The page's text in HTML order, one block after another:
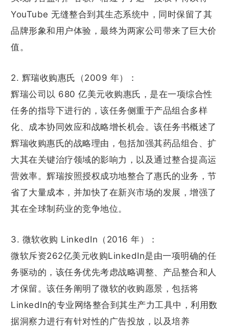
YouTube 无缝整合到其生态系统中，同时保留了其
品牌形象和用户体验，最终为两家公司带来了巨大价
值。
2. 辉瑞收购惠氏（2009 年）：
辉瑞公司以 680 亿美元收购惠氏，是在一项综合性
任务的指导下进行的，该任务侧重于产品组合多样
化、成本协同效应和战略增长机会。该任务书概述了
辉瑞收购惠氏的战略理由，包括加强其药品组合、扩
大其在关键治疗领域的影响力，以及通过整合提高运
营效率。辉瑞按照授权成功地整合了惠氏的业务，节
省了大量成本，并加快了在新兴市场的发展，增强了
其在全球制药业的竞争地位。
3. 微软收购 LinkedIn（2016 年）：
微软斥资262亿美元收购LinkedIn是由一项明确的任
务驱动的，该任务优先考虑战略调整、产品整合和人
才保留。该任务阐明了微软的收购愿景，包括将
LinkedIn的专业网络整合到其生产力工具中，利用数
据洞察力进行有针对性的广告投放，以及培养